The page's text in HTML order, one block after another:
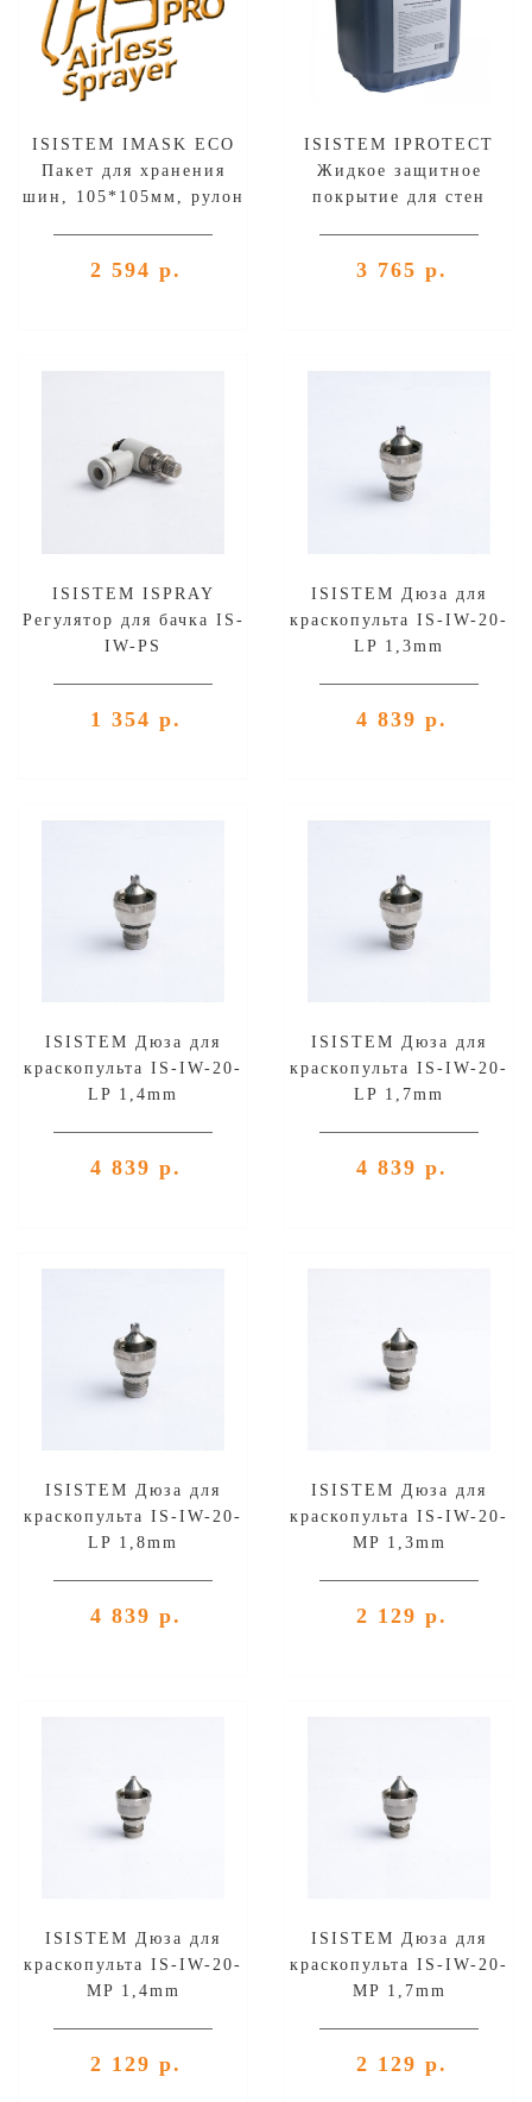
ISISTEM IMASK ECO
Пакет для хранения
шин, 105*105мм, рулон
2 594 р.
ISISTEM IPROTECT
Жидкое защитное
покрытие для стен
нанесения(Син)
3 765 р.
ISISTEM ISPRAY
Регулятор для бачка IS-
IW-PS
1 354 р.
ISISTEM Дюза для
краскопульта IS-IW-20-
LP 1,3mm
4 839 р.
ISISTEM Дюза для
краскопульта IS-IW-20-
LP 1,4mm
4 839 р.
ISISTEM Дюза для
краскопульта IS-IW-20-
LP 1,7mm
4 839 р.
ISISTEM Дюза для
краскопульта IS-IW-20-
LP 1,8mm
4 839 р.
ISISTEM Дюза для
краскопульта IS-IW-20-
MP 1,3mm
2 129 р.
ISISTEM Дюза для
краскопульта IS-IW-20-
MP 1,4mm
2 129 р.
ISISTEM Дюза для
краскопульта IS-IW-20-
MP 1,7mm
2 129 р.